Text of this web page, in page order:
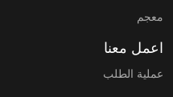
معجم
اعمل معنا
عملية الطلب